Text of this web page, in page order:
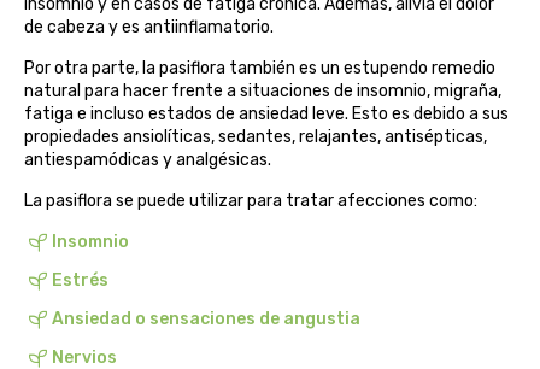
insomnio y en casos de fatiga crónica. Además, alivia el dolor
de cabeza y es antiinflamatorio.
Por otra parte, la pasiflora también es un estupendo remedio
natural para hacer frente a situaciones de insomnio, migraña,
fatiga e incluso estados de ansiedad leve. Esto es debido a sus
propiedades ansiolíticas, sedantes, relajantes, antisépticas,
antiespamódicas y analgésicas.
La pasiflora se puede utilizar para tratar afecciones como:
Insomnio
Estrés
Ansiedad o sensaciones de angustia
Nervios
biokap
biolasi
biomix
bioserum
biotta